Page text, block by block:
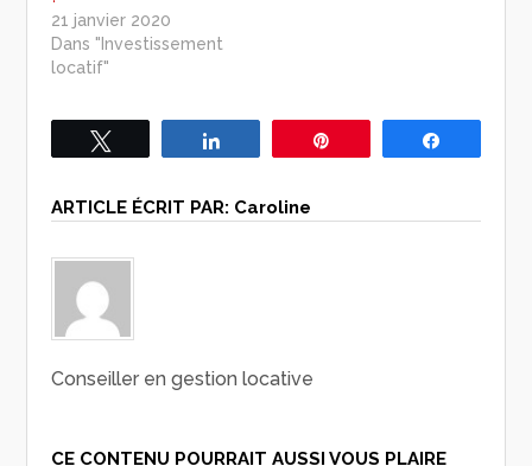
21 janvier 2020
Dans "Investissement
locatif"
ARTICLE ÉCRIT PAR: Caroline
Conseiller en gestion locative
CE CONTENU POURRAIT AUSSI VOUS PLAIRE